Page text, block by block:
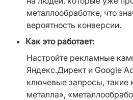
металлообработке, что
вероятность конверсии.
Как это работает:
Настройте рекламные
Яндекс.Директ и Google
ключевые запросы, такие
металла»,